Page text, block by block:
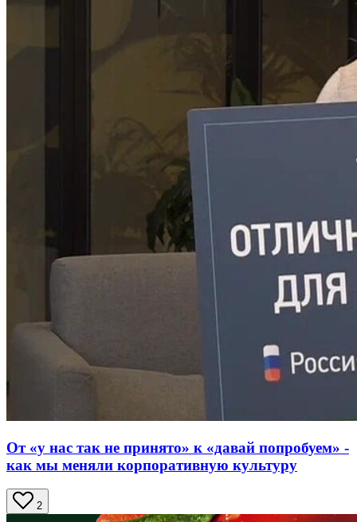
От «у нас так не принято» к «давай попробуем» -
как мы меняли корпоративную культуру
2